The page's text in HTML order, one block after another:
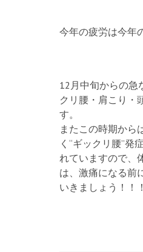
今年の疲労は今年
12月中旬からの急
クリ腰・肩こり・
す。
またこの時期から
く“ギックリ腰”発
れていますので、
は、激痛になる前
いきましょう！！！